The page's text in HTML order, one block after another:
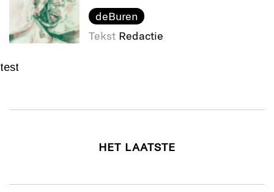
deBuren
Tekst Redactie
test
HET LAATSTE